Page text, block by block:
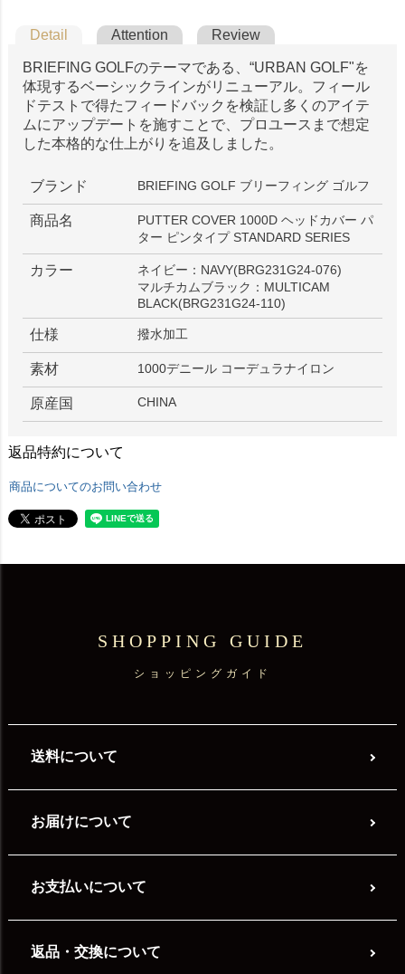
Detail Attention Review
BRIEFING GOLFのテーマである、“URBAN GOLF"を
体現するベーシックラインがリニューアル。フィール
ドテストで得たフィードバックを検証し多くのアイテ
ムにアップデートを施すことで、プロユースまで想定
した本格的な仕上がりを追及しました。
ブランド BRIEFING GOLF ブリーフィング ゴルフ
商品名
PUTTER COVER 1000D ヘッドカバー パ
ター ピンタイプ STANDARD SERIES
カラー
ネイビー：NAVY(BRG231G24-076)
マルチカムブラック：MULTICAM
BLACK(BRG231G24-110)
仕様 撥水加工
素材 1000デニール コーデュラナイロン
原産国 CHINA
返品特約について
商品についてのお問い合わせ
SHOPPING GUIDE
ショッピングガイド
送料について
お届けについて
お支払いについて
返品・交換について